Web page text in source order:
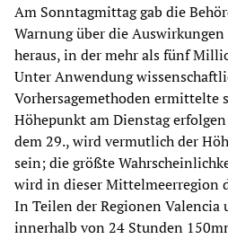
Am Sonntagmittag gab die
Warnung über die
heraus, in der mehr als fünf
Unter Anwendung
Vorhersagemethoden ermittelte
Höhepunkt am Dienstag
dem 29., wird vermutlich der
sein; die größte
wird in dieser Mittelmeerregion
In Teilen der Regionen
innerhalb von 24 Stunden